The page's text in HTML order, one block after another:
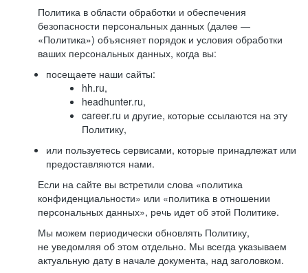
Политика в области обработки и обеспечения
безопасности персональных данных (далее —
«Политика») объясняет порядок и условия обработки
ваших персональных данных, когда вы:
посещаете наши сайты:
hh.ru,
headhunter.ru,
career.ru и другие, которые ссылаются на эту
Политику,
или пользуетесь сервисами, которые принадлежат или
предоставляются нами.
Если на сайте вы встретили слова «политика
конфиденциальности» или «политика в отношении
персональных данных», речь идет об этой Политике.
Мы можем периодически обновлять Политику,
не уведомляя об этом отдельно. Мы всегда указываем
актуальную дату в начале документа, над заголовком.